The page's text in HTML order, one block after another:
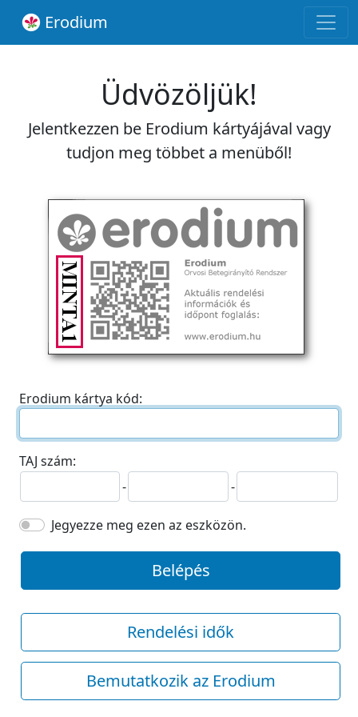
Erodium
Üdvözöljük!
Jelentkezzen be Erodium kártyájával vagy
tudjon meg többet a menüből!
Erodium kártya kód:
TAJ szám:
-
-
Jegyezze meg ezen az eszközön.
Belépés
Rendelési idők
Bemutatkozik az Erodium